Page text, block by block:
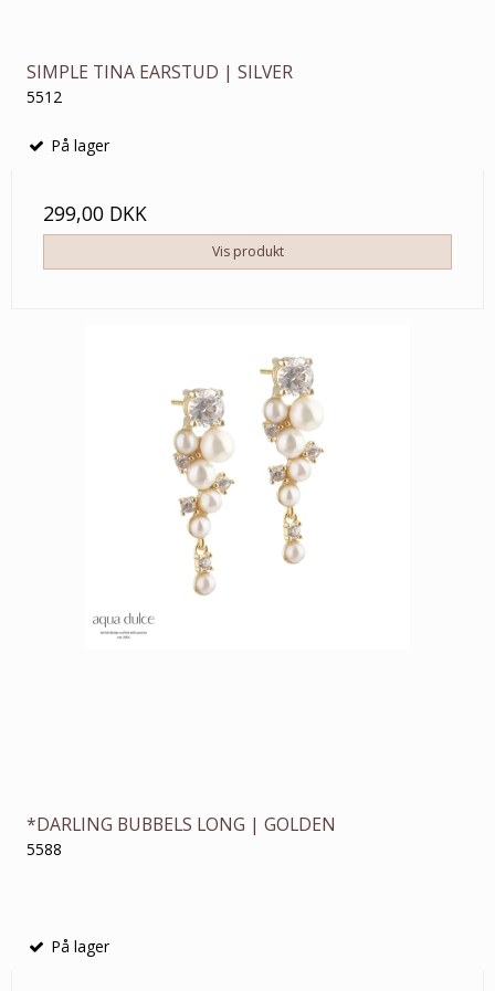
SIMPLE TINA EARSTUD | SILVER
5512
På lager
299,00 DKK
Vis produkt
*DARLING BUBBELS LONG | GOLDEN
5588
På lager